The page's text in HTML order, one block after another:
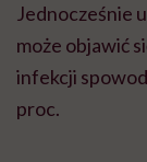
Jednocześnie
może objawić
infekcji
proc.